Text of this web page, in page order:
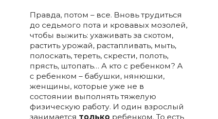
Правда, потом – все. Вновь трудиться
до седьмого пота и кровавых мозолей,
чтобы выжить: ухаживать за скотом,
растить урожай, растапливать, мыть,
полоскать, тереть, скрести, полоть,
прясть, штопать… А кто с ребенком? А
с ребенком – бабушки, нянюшки,
женщины, которые уже не в
состоянии выполнять тяжелую
физическую работу. И один взрослый
занимается только ребенком. То есть